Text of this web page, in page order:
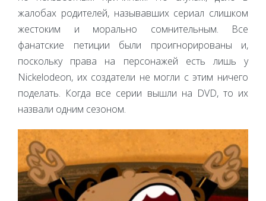
жалобах родителей, называвших сериал слишком
жестоким и морально сомнительным. Все
фанатские петиции были проигнорированы и,
поскольку права на персонажей есть лишь у
Nickelodeon, их создатели не могли с этим ничего
поделать. Когда все серии вышли на DVD, то их
назвали одним сезоном.